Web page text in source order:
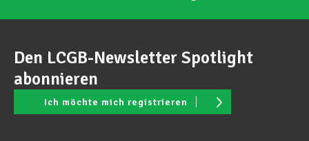
Den LCGB-Newsletter Spotlight
abonnieren
Ich möchte mich registrieren